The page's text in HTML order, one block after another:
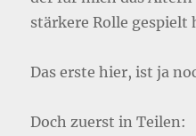
stärkere Rolle gespielt
Das erste hier, ist ja
Doch zuerst in Teilen: